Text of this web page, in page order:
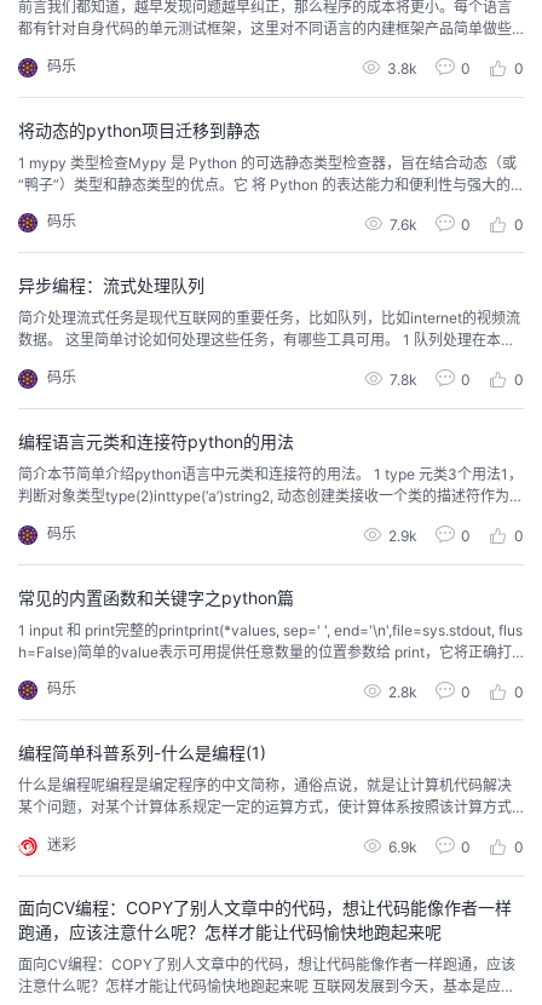
前言我们都知道，越早发现问题越早纠正，那么程序的成本将更小。每个语言
都有针对自身代码的单元测试框架，这里对不同语言的内建框架产品简单做些
程的， 也就是基于消息传递的并发。多线程和基于消息的并发编程是等价的。
多线程并发模型可以容易对应到多核处理器，主流操作系统也提供了系统级的
码乐 3.8k 0 0
将动态的python项目迁移到静态
1 mypy 类型检查Mypy 是 Python 的可选静态类型检查器，旨在结合动态（或
“鸭子”）类型和静态类型的优点。它 将 Python 的表达能力和便利性与强大的
何 Python VM 运行它们，基本上没有运行时开销。python的类型系统：将现
有代码迁移到静态类型，一次一个函数。您可以在程序、模块或表...
码乐 7.6k 0 0
异步编程：流式处理队列
简介处理流式任务是现代互联网的重要任务，比如队列，比如internet的视频流
数据。 这里简单讨论如何处理这些任务，有哪些工具可用。 1 队列处理在本文
的函数;协程对象: 调用 协程函数 所返回的对象。asyncio 也支持旧式的 基于生
成器的 协程。 1.1 首先看一个：线程添加和取出from qu...
码乐 7.8k 0 0
编程语言元类和连接符python的用法
简介本节简单介绍python语言中元类和连接符的用法。 1 type 元类3个用法1，
判断对象类型type(2)inttype(‘a’)string2, 动态创建类接收一个类的描述符作为参
属性的字典(名称和值))class myclass: pass等价与 mySingClass = type('mycl
ass'...
码乐 2.9k 0 0
常见的内置函数和关键字之python篇
1 input 和 print完整的printprint(*values, sep=' ', end='\n',file=sys.stdout, flus
h=False)简单的value表示可用提供任意数量的位置参数给 print，它将正确打
f: print("hello!...
码乐 2.8k 0 0
编程简单科普系列-什么是编程(1)
什么是编程呢编程是编定程序的中文简称，通俗点说，就是让计算机代码解决
某个问题，对某个计算体系规定一定的运算方式，使计算体系按照该计算方式
机的范畴，现在通常也指可以diy的东西，可以通过自己想法进行自定义的东
西。当然我们这里所说的是指计算机编程.因为计算机是不能直接听懂我们人说
迷彩 6.9k 0 0
面向CV编程：COPY了别人文章中的代码，想让代码能像作者一样
跑通，应该注意什么呢？怎样才能让代码愉快地跑起来呢
面向CV编程：COPY了别人文章中的代码，想让代码能像作者一样跑通，应该
注意什么呢？怎样才能让代码愉快地跑起来呢 互联网发展到今天，基本是应有